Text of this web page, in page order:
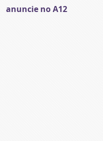
anuncie no A12